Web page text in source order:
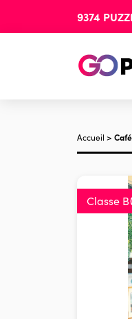
9374
Accueil >
Classe B